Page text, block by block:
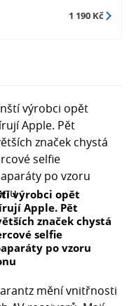
1 190 Kč
výrobci opět
Apple. Pět
značek chystá
selfie
po vzoru